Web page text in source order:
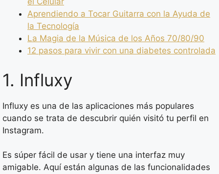
Aprendiendo a Tocar Guitarra con la Ayuda de
la Tecnología
La Magia de la Música de los Años 70/80/90
12 pasos para vivir con una diabetes controlada
1. Influxy
Influxy es una de las aplicaciones más populares
cuando se trata de descubrir quién visitó tu perfil en
Instagram.
Es súper fácil de usar y tiene una interfaz muy
amigable. Aquí están algunas de las funcionalidades